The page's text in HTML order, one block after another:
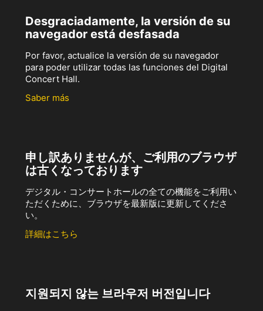
Desgraciadamente, la versión de su
navegador está desfasada
Por favor, actualice la versión de su navegador
para poder utilizar todas las funciones del Digital
Concert Hall.
Saber más
申し訳ありませんが、ご利用のブラウザ
は古くなっております
デジタル・コンサートホールの全ての機能をご利用い
ただくために、ブラウザを最新版に更新してくださ
い。
詳細はこちら
지원되지 않는 브라우저 버전입니다